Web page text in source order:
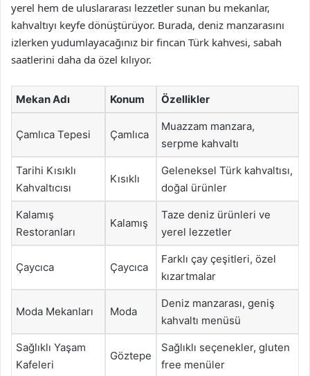
yerel hem de uluslararası lezzetler sunan bu mekanlar,
kahvaltıyı keyfe dönüştürüyor. Burada, deniz manzarasını
izlerken yudumlayacağınız bir fincan Türk kahvesi, sabah
saatlerini daha da özel kılıyor.
Mekan Adı Konum Özellikler
Çamlıca Tepesi Çamlıca
Muazzam manzara,
serpme kahvaltı
Tarihi Kısıklı
Kahvaltıcısı
Kısıklı
Geleneksel Türk kahvaltısı,
doğal ürünler
Kalamış
Restoranları
Kalamış
Taze deniz ürünleri ve
yerel lezzetler
Çaycıca Çaycıca
Farklı çay çeşitleri, özel
kızartmalar
Moda Mekanları Moda
Deniz manzarası, geniş
kahvaltı menüsü
Sağlıklı Yaşam
Kafeleri
Göztepe
Sağlıklı seçenekler, gluten
free menüler